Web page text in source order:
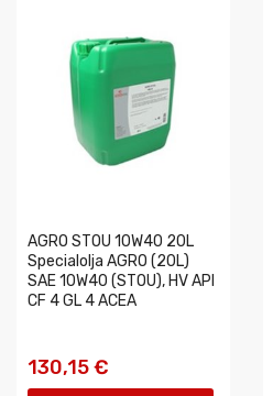
AGRO STOU 10W40 20L
Specialolja AGRO (20L)
SAE 10W40 (STOU), HV API
CF 4 GL 4 ACEA
130,15 €